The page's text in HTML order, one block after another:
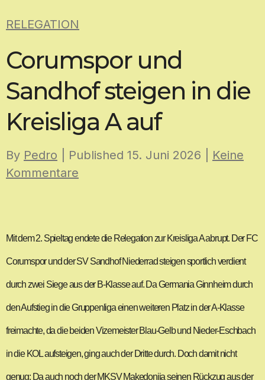
toRELEGATION
Corumspor und
Sandhof steigen in die
Kreisliga A auf
By Pedro | Published 15. Juni 2026
Keine
Kommentare
Mit dem 2. Spieltag endete die Relegation zur Kreisliga A abrupt. Der FC
Corumspor und der SV Sandhof Niederrad steigen sportlich verdient
durch zwei Siege aus der B-Klasse auf. Da Germania Ginnheim durch
den Aufstieg in die Gruppenliga einen weiteren Platz in der A-Klasse
freimachte, da die beiden Vizemeister Blau-Gelb und Nieder-Eschbach
in die KOL aufsteigen, ging auch der Dritte durch. Doch damit nicht
genug: Da auch noch der MKSV Makedonija seinen Rückzug aus der